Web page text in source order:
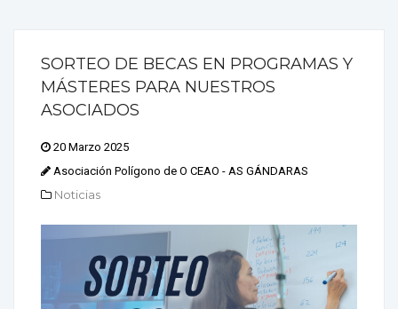
SORTEO DE BECAS EN PROGRAMAS Y
MÁSTERES PARA NUESTROS
ASOCIADOS
20 Marzo 2025
Asociación Polígono de O CEAO - AS GÁNDARAS
Noticias